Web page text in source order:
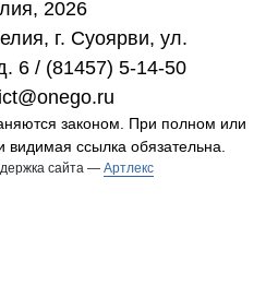
2026
г. Cуоярви, ул.
6 / (81457) 5-14-50
законом. При полном или
видимая ссылка обязательна.
сайта — Артлекс